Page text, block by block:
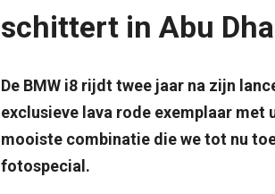
schittert in Abu
De BMW i8 rijdt twee jaar na zijn
exclusieve lava rode exemplaar met
mooiste combinatie die we tot nu
fotospecial.